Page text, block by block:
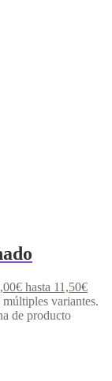
hasta 11,50€
variantes.
de producto